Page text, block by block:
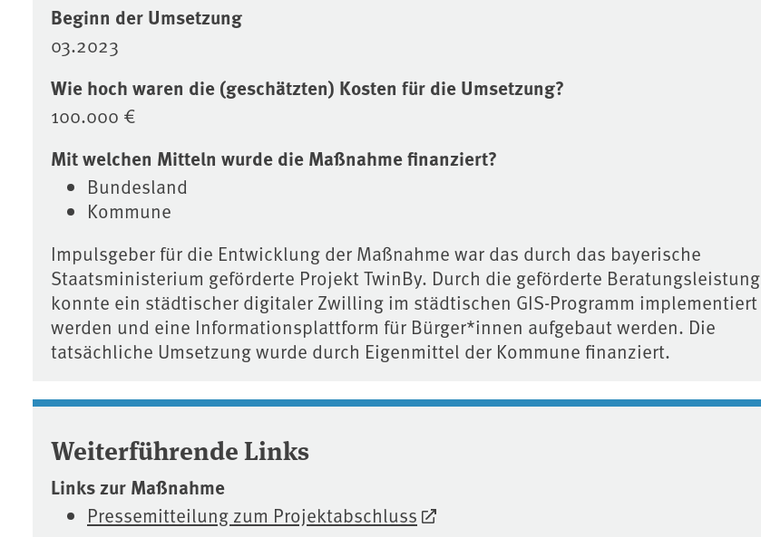
Beginn der Umsetzung
03.2023
Wie hoch waren die (geschätzten) Kosten für die Umsetzung?
100.000 €
Mit welchen Mitteln wurde die Maßnahme finanziert?
Bundesland
Kommune
Impulsgeber für die Entwicklung der Maßnahme war das durch das bayerische
Staatsministerium geförderte Projekt TwinBy. Durch die geförderte Beratungsleistung
konnte ein städtischer digitaler Zwilling im städtischen GIS-Programm implementiert
werden und eine Informationsplattform für Bürger*innen aufgebaut werden. Die
tatsächliche Umsetzung wurde durch Eigenmittel der Kommune finanziert.
Weiterführende Links
Links zur Maßnahme
Pressemitteilung zum Projektabschluss